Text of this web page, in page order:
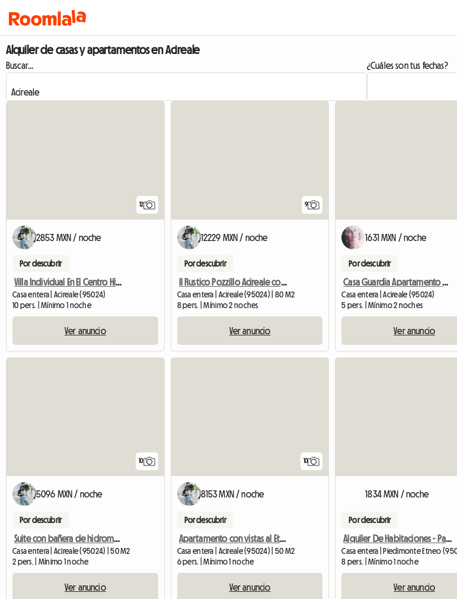
Alquiler de casas y apartamentos en Acireale
Buscar... ¿Cuáles son tus fechas?
12
2853 MXN / noche
Por descubrir
Villa Individual En El Centro Histórico
Casa entera | Acireale (95024)
10 pers. | Mínimo 1 noche
Ver anuncio
9
12229 MXN / noche
Por descubrir
Il Rustico Pozzillo Acireale con piscina compartida o privada
Casa entera | Acireale (95024) | 80 M2
8 pers. | Mínimo 2 noches
Ver anuncio
1631 MXN / noche
Por descubrir
Casa Guardia Apartamento De Dos Habitaciones Cerca Del Mar
Casa entera | Acireale (95024)
5 pers. | Mínimo 2 noches
Ver anuncio
10
5096 MXN / noche
Por descubrir
Suite con bañera de hidromasaje privada
Casa entera | Acireale (95024) | 50 M2
2 pers. | Mínimo 1 noche
Ver anuncio
10
8153 MXN / noche
Por descubrir
Apartamento con vistas al Etna, piscina de sal y mar a dos pasos
Casa entera | Acireale (95024) | 50 M2
6 pers. | Mínimo 1 noche
Ver anuncio
1834 MXN / noche
Por descubrir
Alquiler De Habitaciones - Parque Natural Del Etna
Casa entera | Piedimonte Etneo
8 pers. | Mínimo 1 noche
Ver anuncio